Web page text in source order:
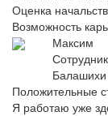
Оценка
Возможность
Максим
Балашихи
Положительные
Я работаю уже